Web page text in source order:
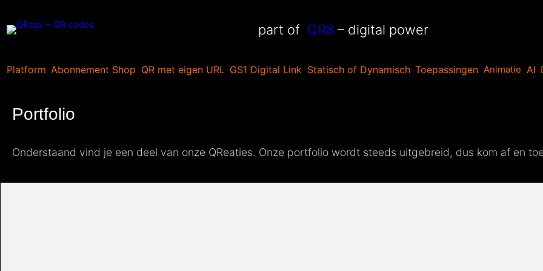
naar
de
part of QR8 – digital power
Platform Abonnement Shop QR met eigen URL GS1 Digital Link Statisch of Dynamisch Toepassingen Animatie AI
Portfolio
Onderstaand vind je een deel van onze QReaties. Onze portfolio wordt steeds uitgebreid, dus kom af en